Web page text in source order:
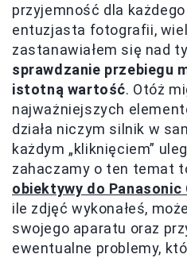
przyjemność dla
entuzjasta fotografii,
zastanawiałem się nad
sprawdzanie przebiegu
istotną wartość. Otóż
najważniejszych
działa niczym silnik w
każdym „kliknięciem”
zahaczamy o ten temat
obiektywy do Panasonic
ile zdjęć wykonałeś,
swojego aparatu oraz
ewentualne problemy,